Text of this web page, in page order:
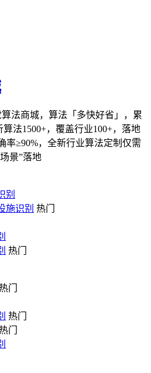
法商城，算法「多快好省」，累
法1500+，覆盖行业100+，落地
率≥90%，全新行业算法定制仅需
景”落地
别
施识别 热门
热门
门
热门
门